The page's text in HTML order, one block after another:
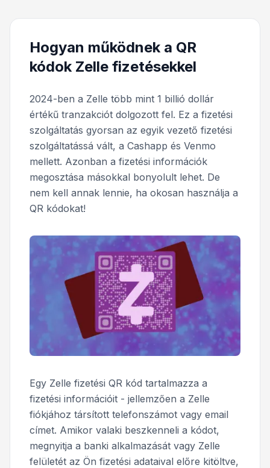
Hogyan működnek a QR
kódok Zelle fizetésekkel
2024-ben a Zelle több mint 1 billió dollár
értékű tranzakciót dolgozott fel. Ez a fizetési
szolgáltatás gyorsan az egyik vezető fizetési
szolgáltatássá vált, a Cashapp és Venmo
mellett. Azonban a fizetési információk
megosztása másokkal bonyolult lehet. De
nem kell annak lennie, ha okosan használja a
QR kódokat!
Egy Zelle fizetési QR kód tartalmazza a
fizetési információit - jellemzően a Zelle
fiókjához társított telefonszámot vagy email
címet. Amikor valaki beszkenneli a kódot,
megnyitja a banki alkalmazását vagy Zelle
felületét az Ön fizetési adataival előre kitöltve,